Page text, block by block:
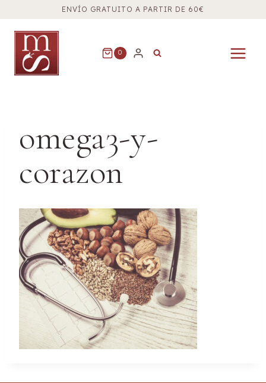
contenido
ENVÍO GRATUITO A PARTIR DE 60€
0
omega3-y-
corazon